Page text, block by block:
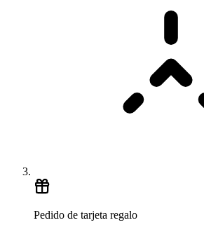
Pedido de tarjeta regalo